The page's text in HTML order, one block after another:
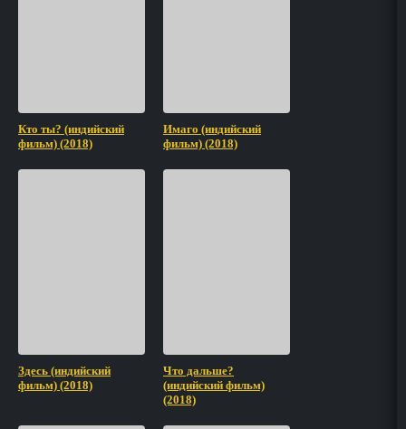
Кто ты? (индийский
фильм) (2018)
Имаго (индийский
фильм) (2018)
Здесь (индийский
фильм) (2018)
Что дальше?
(индийский фильм)
(2018)